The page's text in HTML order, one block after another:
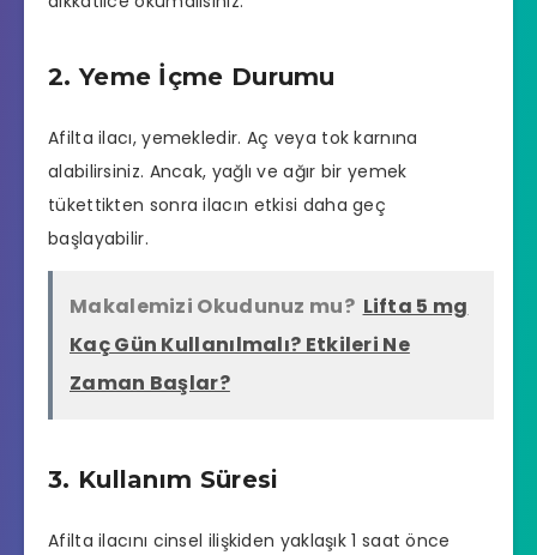
2. Yeme İçme Durumu
Afilta ilacı, yemekledir. Aç veya tok karnına
alabilirsiniz. Ancak, yağlı ve ağır bir yemek
tükettikten sonra ilacın etkisi daha geç
başlayabilir.
Makalemizi Okudunuz mu? Lifta 5 mg
Kaç Gün Kullanılmalı? Etkileri Ne
Zaman Başlar?
3. Kullanım Süresi
Afilta ilacını cinsel ilişkiden yaklaşık 1 saat önce